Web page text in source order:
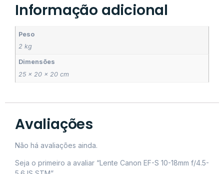
Informação adicional
Peso
2 kg
Dimensões
25 × 20 × 20 cm
Avaliações
Não há avaliações ainda.
Seja o primeiro a avaliar “Lente Canon EF-S 10-18mm f/4.5-